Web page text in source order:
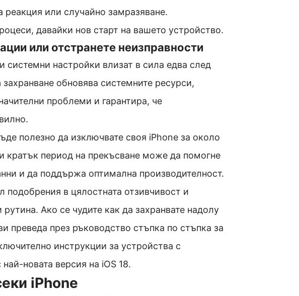
или случайно замразяване.
давайки нов старт на вашето устройство.
или отстранете неизправности
системни настройки влизат в сила едва след
обновява системните ресурси,
проблеми и гарантира, че
полезно да изключвате своя iPhone за около
кратък период на прекъсване може да помогне
и да поддържа оптимална производителност.
в цялостната отзивчивост и
Ако се чудите как да захранвате надолу
преведа през ръководство стъпка по стъпка за
инструкции за устройства с
новата версия на iOS 18.
iPhone